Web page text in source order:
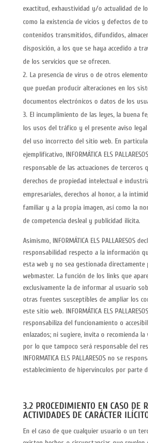
exactitud, exhaustividad y/o actualidad de
como la existencia de vicios y defectos de
contenidos transmitidos, difundidos,
disposición, a los que se haya accedido a
de los servicios que se ofrecen.
La presencia de virus o de otros
que puedan producir alteraciones en los
documentos electrónicos o datos de los
El incumplimiento de las leyes, la buena
los usos del tráfico y el presente aviso legal
del uso incorrecto del sitio web. En
ejemplificativo, INFORMÁTICA ELS
responsable de las actuaciones de terceros
derechos de propiedad intelectual e
empresariales, derechos al honor, a la
familiar y a la propia imagen, así como la
de competencia desleal y publicidad ilícita.
Asimismo, INFORMÁTICA ELS PALLARESOS
responsabilidad respecto a la información
esta web y no sea gestionada
webmaster. La función de los links que
exclusivamente la de informar al usuario
otras fuentes susceptibles de ampliar los
este sitio web. INFORMÁTICA ELS
responsabiliza del funcionamiento o
enlazados; ni sugiere, invita o recomienda
por lo que tampoco será responsable del
INFORMATICA ELS PALLARESOS no se
establecimiento de hipervínculos por parte
3.2 PROCEDIMIENTO EN CASO DE
ACTIVIDADES DE CARÁCTER
En el caso de que cualquier usuario o un